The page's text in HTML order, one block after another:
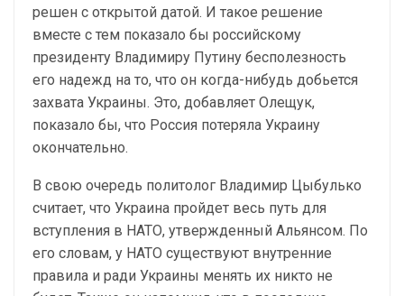
решен с открытой датой. И такое решение
вместе с тем показало бы российскому
президенту Владимиру Путину бесполезность
его надежд на то, что он когда-нибудь добьется
захвата Украины. Это, добавляет Олещук,
показало бы, что Россия потеряла Украину
окончательно.
В свою очередь политолог Владимир Цыбулько
считает, что Украина пройдет весь путь для
вступления в НАТО, утвержденный Альянсом. По
его словам, у НАТО существуют внутренние
правила и ради Украины менять их никто не